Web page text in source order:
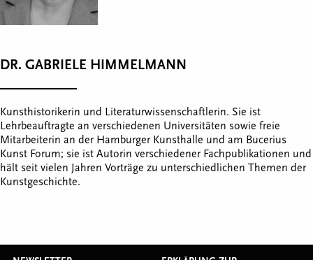
DR. GABRIELE HIMMELMANN
Kunsthistorikerin und Literaturwissenschaftlerin. Sie ist
Lehrbeauftragte an verschiedenen Universitäten sowie freie
Mitarbeiterin an der Hamburger Kunsthalle und am Bucerius
Kunst Forum; sie ist Autorin verschiedener Fachpublikationen und
hält seit vielen Jahren Vorträge zu unterschiedlichen Themen der
Kunstgeschichte.